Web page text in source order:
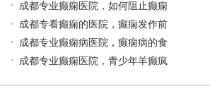
成都专业癫痫医院，如何阻止癫痫
成都专看癫痫的医院，癫痫发作前
成都专业癫痫病医院，癫痫病的食
成都专业癫痫医院，青少年羊癫疯